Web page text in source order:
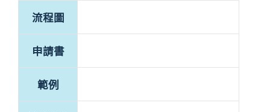
流程圖
申請書
範例